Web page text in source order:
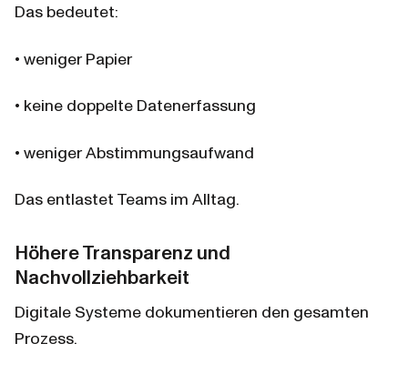
Das bedeutet:
• weniger Papier
• keine doppelte Datenerfassung
• weniger Abstimmungsaufwand
Das entlastet Teams im Alltag.
Höhere Transparenz und
Nachvollziehbarkeit
Digitale Systeme dokumentieren den gesamten
Prozess.